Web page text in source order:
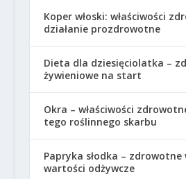
Koper włoski: właściwości
działanie prozdrowotne
Dieta dla dziesięciolatka –
żywieniowe na start
Okra – właściwości
tego roślinnego skarbu
Papryka słodka – zdrowotne
wartości odżywcze